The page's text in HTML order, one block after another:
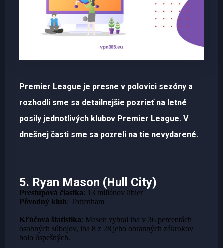
Premier League je presne v polovici sezóny a
rozhodli sme sa detailnejšie pozrieť na letné
posily jednotlivých klubov Premier League. V
dnešnej časti sme sa pozreli na tie nevydarené.
5. Ryan Mason (Hull City)
Prestupová čiastka: 13 miliónov libier
Pôvodný klub: Tottenham
Kľúčová štatistika: Mason vyhral iba v 36 percentách
osobných súbojov, iba 8 z 28 jeho obranných zákrokov
bolo úspešných.